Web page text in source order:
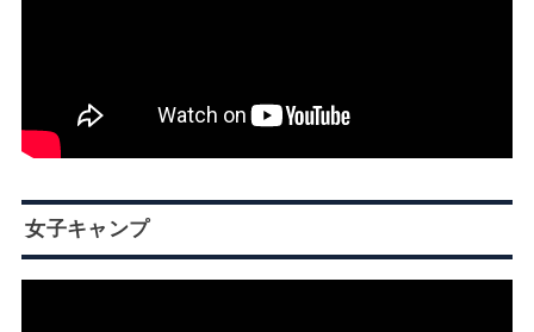
女子キャンプ